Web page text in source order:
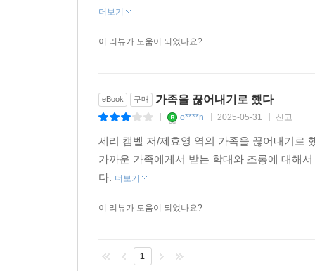
조언한다(79~84쪽). 이렇게 마음을 돌보는 과정
스스로를 격려하는 일은 가능하다. 이런 깨달음
선을 넘는 사람들에게서 나를 지키려면 어떻게 해
해로운 가족의 보복과 지속적인 괴롭힘,
주변 사람들의 2차 가해에 대응하는 실용적인 가이
이 책의 특장점은 해로운 가족과 관계를 끊은
시도하며 생존자의 인생에 계속해서 끼어든다.
발생”할 수 있다. 비난의 화살을 생존자에게 돌
선물과 카드 보내기, 경제적으로 위협하기, 질병
더보기
이 리뷰가 도움이 되었나요?
eBook 구매 가족을 끊어내기로 했다
o****n 2025-05-31 신고
세리 캠벨 저/제효영 역의 가족을 끊어내기로
가까운 가족에게서 받는 학대와 조롱에 대해
다. 더보기
이 리뷰가 도움이 되었나요?
1